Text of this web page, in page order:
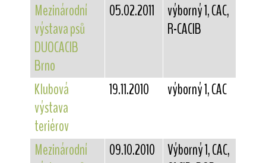
Mezinárodní
výstava psů
DUOCACIB
Brno
05.02.2011
výborný 1, CAC,
R-CACIB
Klubová
výstava
teriérov
19.11.2010 výborný 1, CAC
Mezinárodní
09.10.2010
Výborný 1, CAC,